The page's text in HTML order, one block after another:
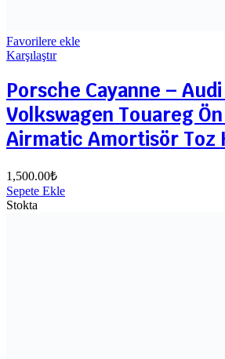
Favorilere ekle
Karşılaştır
Porsche Cayanne – Audi
Volkswagen Touareg
Airmatic Amortisör Toz
1,500.00₺
Sepete Ekle
Stokta